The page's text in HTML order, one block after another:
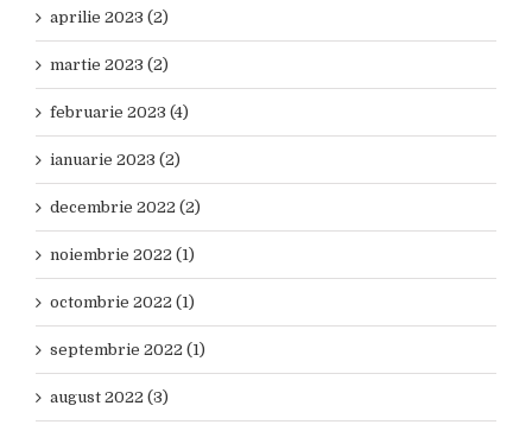
aprilie 2023 (2)
martie 2023 (2)
februarie 2023 (4)
ianuarie 2023 (2)
decembrie 2022 (2)
noiembrie 2022 (1)
octombrie 2022 (1)
septembrie 2022 (1)
august 2022 (3)